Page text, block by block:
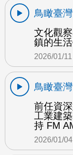
鳥瞰臺灣
文化觀
鎮的生
2026/01/11
鳥瞰臺灣
前任資
工業建
持 FM
2026/01/04